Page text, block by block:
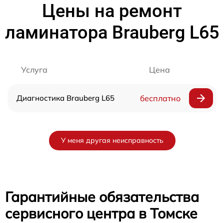
Цены на ремонт
ламинатора Brauberg L65
Услуга Цена
Диагностика Brauberg L65 бесплатно
У меня другая неисправность
Гарантийные обязательства
сервисного центра в Томске